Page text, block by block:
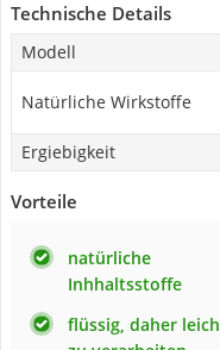
Technische Details
Modell
Natürliche Wirkstoffe
Ergiebigkeit
Vorteile
natürliche
Inhhaltsstoffe
flüssig, daher